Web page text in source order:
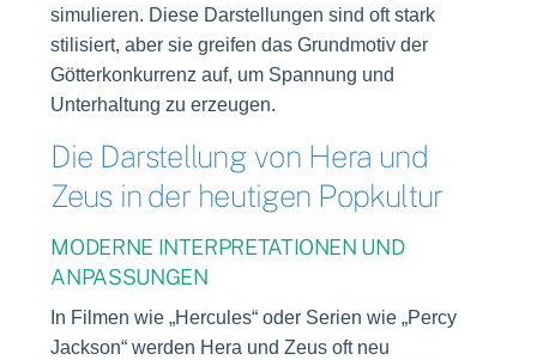
simulieren. Diese Darstellungen sind oft stark
stilisiert, aber sie greifen das Grundmotiv der
Götterkonkurrenz auf, um Spannung und
Unterhaltung zu erzeugen.
Die Darstellung von Hera und
Zeus in der heutigen Popkultur
MODERNE INTERPRETATIONEN UND
ANPASSUNGEN
In Filmen wie „Hercules“ oder Serien wie „Percy
Jackson“ werden Hera und Zeus oft neu